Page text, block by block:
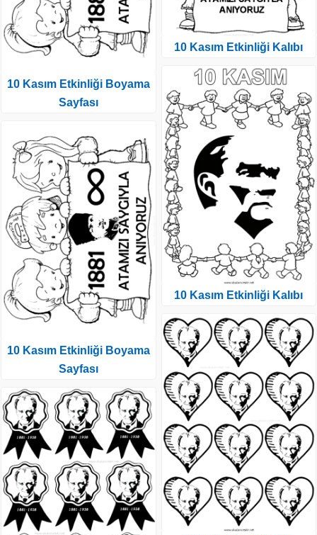
10 Kasım Etkinliği Boyama
Sayfası
10 Kasım Etkinliği Boyama
Sayfası
10 Kasım Etkinliği Kalıbı
10 Kasım Etkinliği Kalıbı